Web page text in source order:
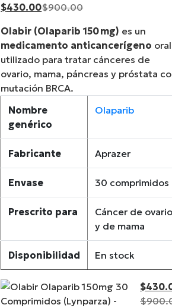
$430.00Current
is:
$430.00.
$900.00Original
was:
$900.00.
Olabir (Olaparib 150 mg) es un
medicamento anticancerígeno oral
utilizado para tratar cánceres de
ovario, mama, páncreas y próstata
mutación BRCA.
Nombre
genérico
Olaparib
Fabricante Aprazer
Envase 30 comprimidos
Prescrito para
Cáncer de ovario
y de mama
Disponibilidad En stock
$
$